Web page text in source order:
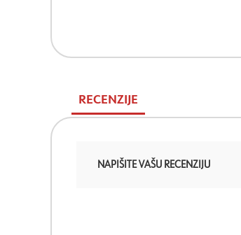
RECENZIJE
NAPIŠITE VAŠU RECENZIJU